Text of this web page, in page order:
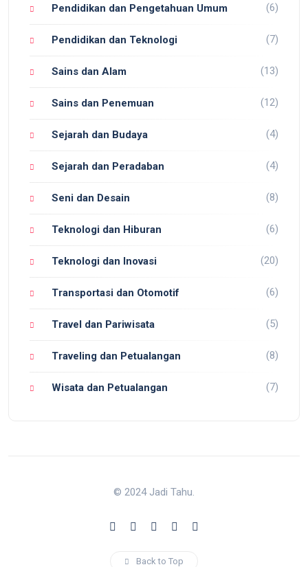
Pendidikan dan Pengetahuan Umum (6)
Pendidikan dan Teknologi (7)
Sains dan Alam (13)
Sains dan Penemuan (12)
Sejarah dan Budaya (4)
Sejarah dan Peradaban (4)
Seni dan Desain (8)
Teknologi dan Hiburan (6)
Teknologi dan Inovasi (20)
Transportasi dan Otomotif (6)
Travel dan Pariwisata (5)
Traveling dan Petualangan (8)
Wisata dan Petualangan (7)
© 2024 Jadi Tahu.
Back to Top